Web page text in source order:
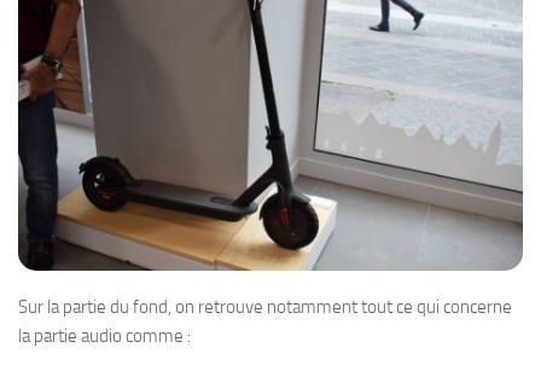
Sur la partie du fond, on retrouve notamment tout ce qui concerne
la partie audio comme :